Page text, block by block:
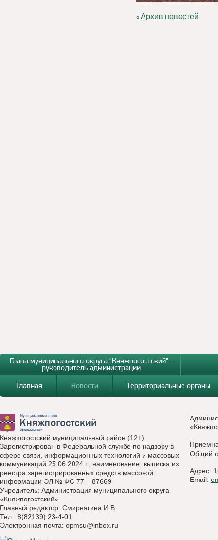
«Архив новостей
Глава муниципального округа "Княжпогостский" -
руководитель администрации
Главная
Новости Территориальные органы
Княжпогостский муниципальный район (12+)
Зарегистрирован в Федеральной службе по надзору в
сфере связи, информационных технологий и массовых
коммуникаций 25.06.2024 г., наименование: выписка из
реестра зарегистрированных средств массовой
информации ЭЛ № ФС 77 – 87669
Учредитель: Администрация муниципального округа
«Княжпогостский»
Главный редактор: Смирнягина И.В.
Тел.: 8(82139) 23-4-01
Электронная почта: opmsu@inbox.ru
Общий
Адрес:
Email: